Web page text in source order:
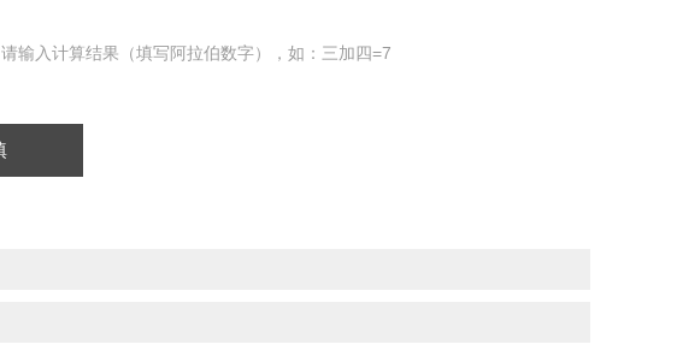
请输入计算结果（填写阿拉伯数字），如：三加四=7